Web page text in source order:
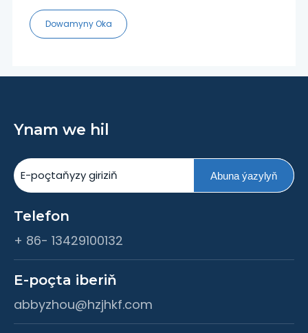
düwünçekleri we sperma kriogen taýdan gorap
biler. Suwuk azot kriosirurgiýa, suwuk azot kriogen
Dowamyny Oka
Ynam we hil
Abuna ýazylyň
Telefon
+ 86- 13429100132
E-poçta iberiň
abbyzhou@hzjhkf.com